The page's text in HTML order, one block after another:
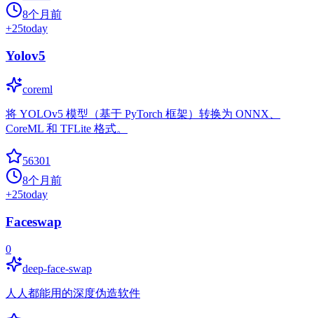
8个月前
+25today
Yolov5
coreml
将 YOLOv5 模型（基于 PyTorch 框架）转换为 ONNX、
CoreML 和 TFLite 格式。
56301
8个月前
+25today
Faceswap
0
deep-face-swap
人人都能用的深度伪造软件